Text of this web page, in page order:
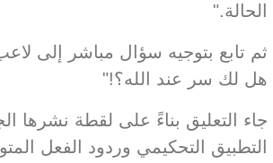
الحالة."
ثم تابع بتوجيه سؤال مباشر إلى
هل لك سر عند الله؟!"
جاء التعليق بناءً على لقطة نشرها
التطبيق التحكيمي وردود الفعل